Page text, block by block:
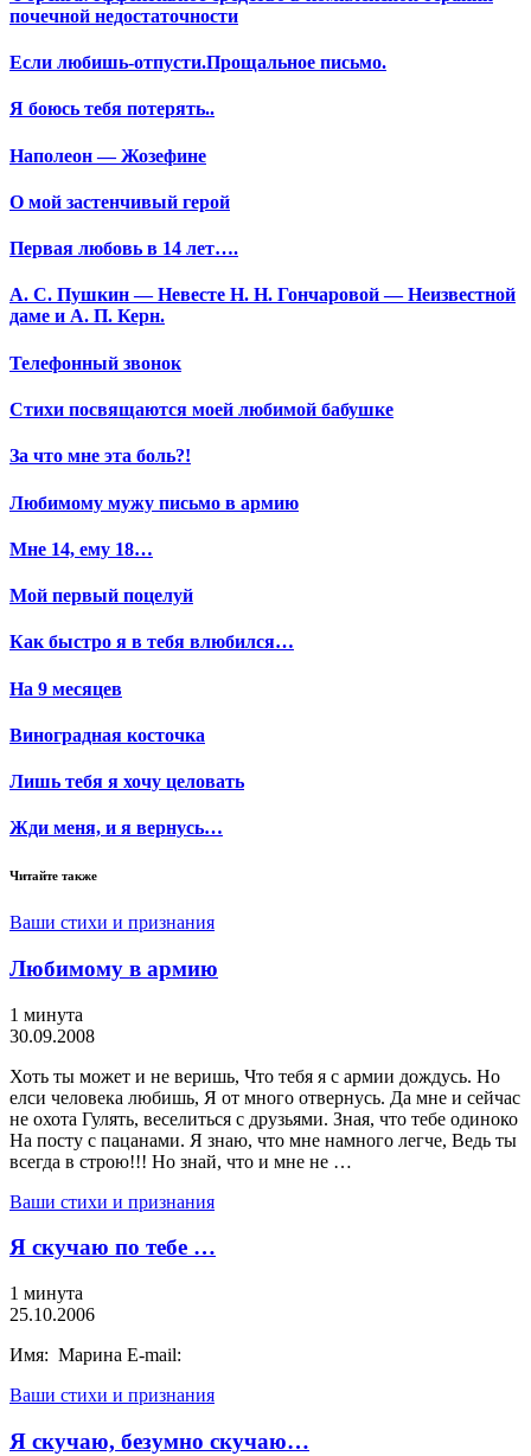
почечной недостаточности
Если любишь-отпусти.Прощальное письмо.
Я боюсь тебя потерять..
Наполеон — Жозефине
О мой застенчивый герой
Первая любовь в 14 лет….
А. С. Пушкин — Невесте Н. Н. Гончаровой — Неизвестной
даме и А. П. Керн.
Телефонный звонок
Стихи посвящаются моей любимой бабушке
За что мне эта боль?!
Любимому мужу письмо в армию
Мне 14, ему 18…
Мой первый поцелуй
Как быстро я в тебя влюбился…
На 9 месяцев
Виноградная косточка
Лишь тебя я хочу целовать
Жди меня, и я вернусь…
Читайте также
Ваши стихи и признания
Любимому в армию
1 минута
30.09.2008
Хоть ты может и не веришь, Что тебя я с армии дождусь. Но
елси человека любишь, Я от много отвернусь. Да мне и сейчас
не охота Гулять, веселиться с друзьями. Зная, что тебе одиноко
На посту с пацанами. Я знаю, что мне намного легче, Ведь ты
всегда в строю!!! Но знай, что и мне не …
Ваши стихи и признания
Я скучаю по тебе …
1 минута
25.10.2006
Имя: Марина E-mail:
Ваши стихи и признания
Я скучаю, безумно скучаю…